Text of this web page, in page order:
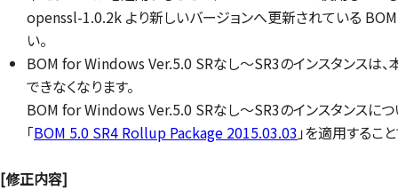
openssl-1.0.2k より新しいバージョンへ更新されている
い。
BOM for Windows Ver.5.0 SRなし～SR3のインスタンスは
できなくなります。
BOM for Windows Ver.5.0 SRなし～SR3のインスタンスにつ
「BOM 5.0 SR4 Rollup Package 2015.03.03」を適用するこ
[修正内容]